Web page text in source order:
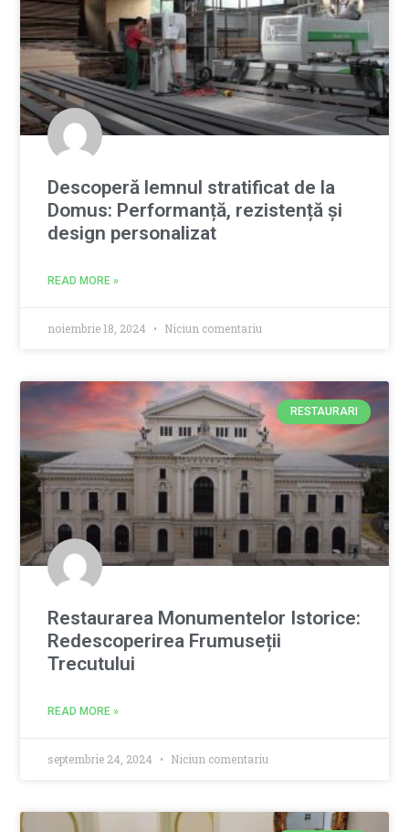
Descoperă lemnul stratificat de la
Domus: Performanță, rezistență și
design personalizat
READ MORE »
noiembrie 18, 2024 Niciun comentariu
RESTAURARI
Restaurarea Monumentelor Istorice:
Redescoperirea Frumuseții
Trecutului
READ MORE »
septembrie 24, 2024 Niciun comentariu